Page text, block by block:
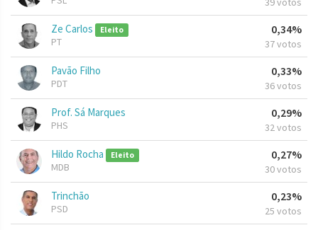
Ze Carlos Eleito
PT
0,34%
37 votos
Pavão Filho
PDT
0,33%
36 votos
Prof. Sá Marques
PHS
0,29%
32 votos
Hildo Rocha Eleito
MDB
0,27%
30 votos
Trinchão
PSD
0,23%
25 votos